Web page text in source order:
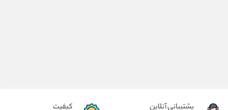
پشتیبانی آنلاین کیفیت